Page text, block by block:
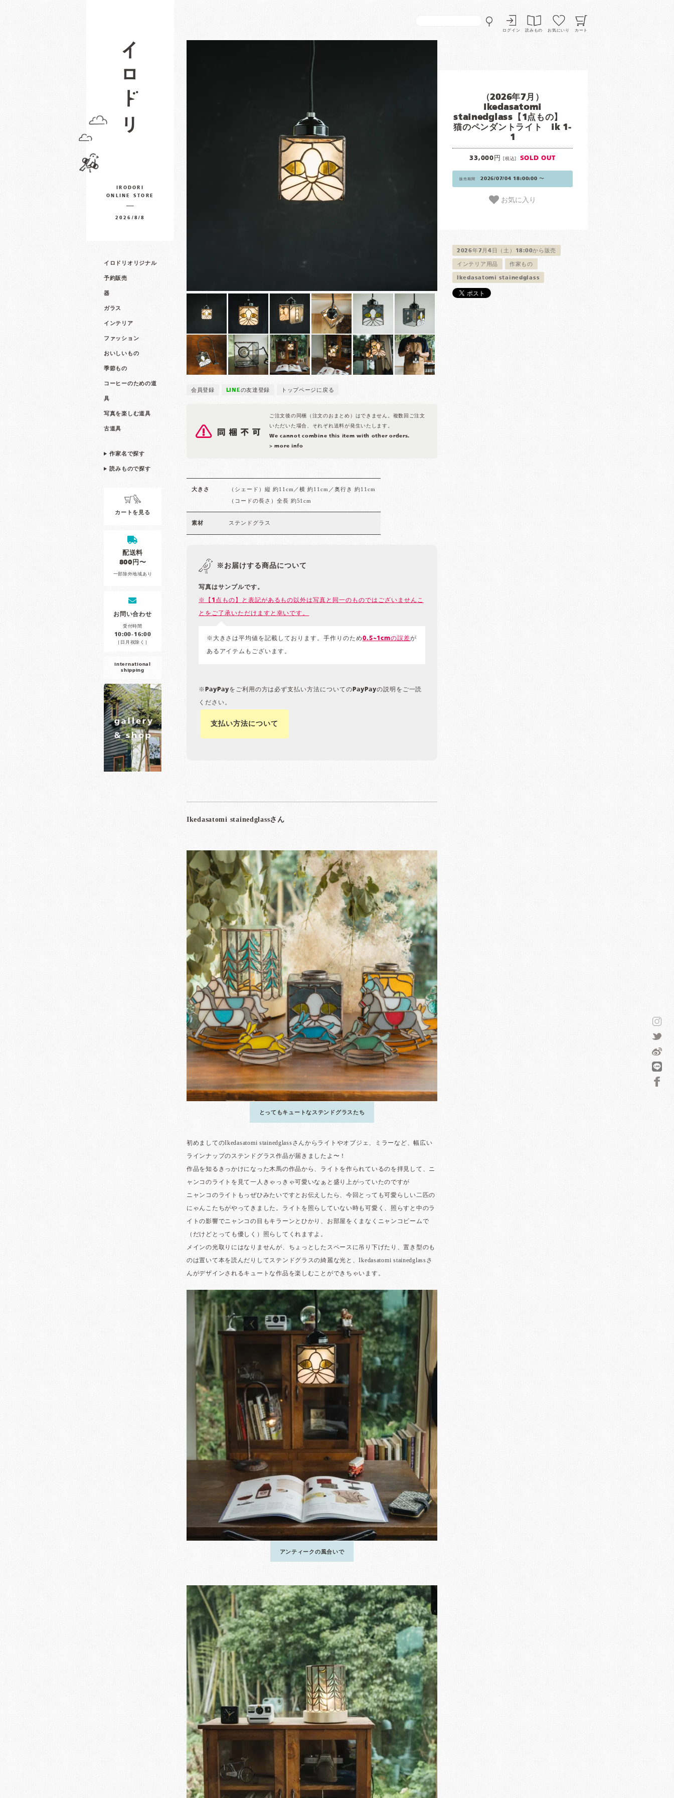
ログイン 読みもの お気にいり カート
IRODORI
ONLINE STORE
2026/8/8
イロドリオリジナル
予約販売
器
ガラス
インテリア
ファッション
おいしいもの
季節もの
コーヒーのための道
具
写真を楽しむ道具
古道具
作家名で探す
読みもので探す
カートを見る
配送料
800円〜
一部除外地域あり
お問い合わせ
受付時間
10:00-16:00
［日月祝除く］
international
shipping
会員登録 LINEの友達登録 トップページに戻る
ご注文後の同梱（注文のおまとめ）はできません。複数回ご注文
いただいた場合、それぞれ送料が発生いたします。
We cannot combine this item with other orders.
> more info
（2026年7月）
Ikedasatomi
stainedglass【1点もの】
猫のペンダントライト ik 1-
1
33,000円[税込] SOLD OUT
販売期間 2026/07/04 18:00:00 〜
お気に入り
2026年7月4日（土）18:00から販売
インテリア用品 作家もの
Ikedasatomi stainedglass
大きさ
（シェード）縦 約11cm／横 約11cm／奥行き 約11cm
（コードの長さ）全長 約51cm
素材 ステンドグラス
※お届けする商品について
写真はサンプルです。
※【1点もの】と表記があるもの以外は写真と同一のものではございませんこ
とをご了承いただけますと幸いです。
※大きさは平均値を記載しております。手作りのため0.5~1cmの誤差が
あるアイテムもございます。
※PayPayをご利用の方は必ず支払い方法についてのPayPayの説明をご一読
ください。
支払い方法について